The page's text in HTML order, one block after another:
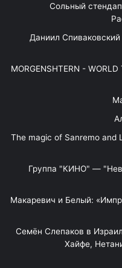
"Сольный
"Даниил
MORGENSHTERN -
"The magic of Sanremo
Группа "КИНО" —
Макаревич и Белый:
Семён Слепаков в
Хайфе,